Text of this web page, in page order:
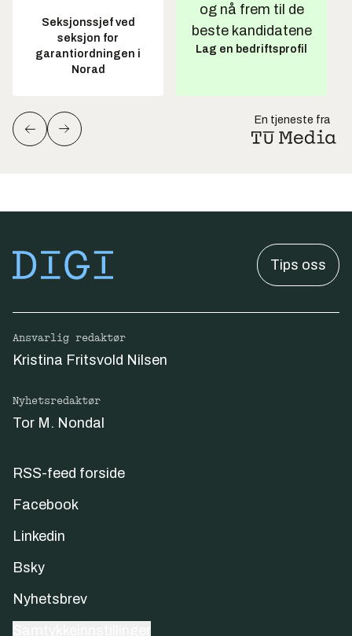
Seksjonssjef ved
seksjon for
garantiordningen i
Norad
og nå frem til de
beste kandidatene
Lag en bedriftsprofil
En tjeneste fra
Tips oss
Ansvarlig redaktør
Kristina Fritsvold Nilsen
Nyhetsredaktør
Tor M. Nondal
RSS-feed forside
Facebook
Linkedin
Bsky
Nyhetsbrev